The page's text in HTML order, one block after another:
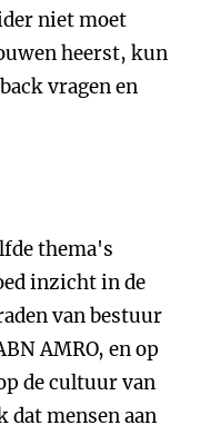
niet moet
heerst, kun
vragen en
thema's
inzicht in de
van bestuur
AMRO, en op
de cultuur van
dat mensen aan